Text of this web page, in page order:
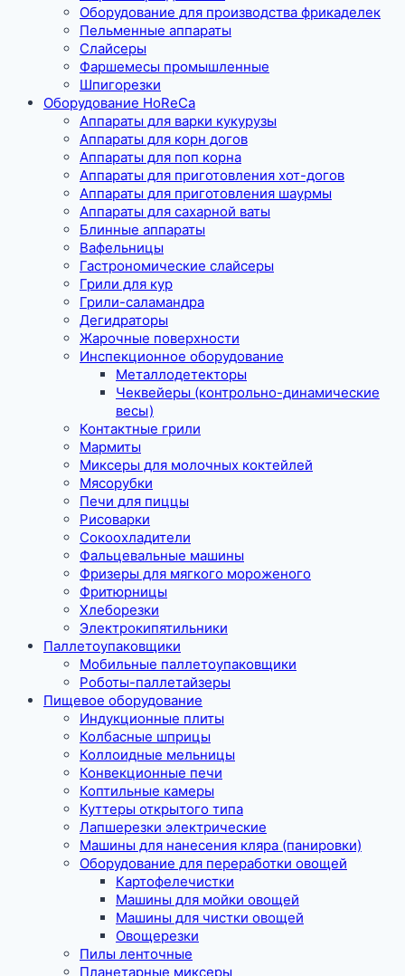
Оборудование для производства фрикаделек
Пельменные аппараты
Слайсеры
Фаршемесы промышленные
Шпигорезки
Оборудование HoReCa
Аппараты для варки кукурузы
Аппараты для корн догов
Аппараты для поп корна
Аппараты для приготовления хот-догов
Аппараты для приготовления шаурмы
Аппараты для сахарной ваты
Блинные аппараты
Вафельницы
Гастрономические слайсеры
Грили для кур
Грили-саламандра
Дегидраторы
Жарочные поверхности
Инспекционное оборудование
Металлодетекторы
Чеквейеры (контрольно-динамические
весы)
Контактные грили
Мармиты
Миксеры для молочных коктейлей
Мясорубки
Печи для пиццы
Рисоварки
Сокоохладители
Фальцевальные машины
Фризеры для мягкого мороженого
Фритюрницы
Хлеборезки
Электрокипятильники
Паллетоупаковщики
Мобильные паллетоупаковщики
Роботы-паллетайзеры
Пищевое оборудование
Индукционные плиты
Колбасные шприцы
Коллоидные мельницы
Конвекционные печи
Коптильные камеры
Куттеры открытого типа
Лапшерезки электрические
Машины для нанесения кляра (панировки)
Оборудование для переработки овощей
Картофелечистки
Машины для мойки овощей
Машины для чистки овощей
Овощерезки
Пилы ленточные
Планетарные миксеры